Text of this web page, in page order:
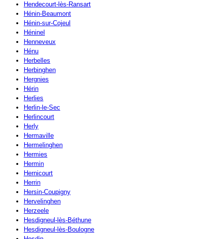
Hendecourt-lès-Ransart
Hénin-Beaumont
Hénin-sur-Cojeul
Héninel
Henneveux
Hénu
Herbelles
Herbinghen
Hergnies
Hérin
Herlies
Herlin-le-Sec
Herlincourt
Herly
Hermaville
Hermelinghen
Hermies
Hermin
Hernicourt
Herrin
Hersin-Coupigny
Hervelinghen
Herzeele
Hesdigneul-lès-Béthune
Hesdigneul-lès-Boulogne